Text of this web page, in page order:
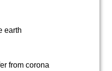
earth
from corona